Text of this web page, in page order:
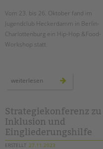
EINGLIEDERUNGSHILFE
BETREUTES WOHNEN
Seminarräume
STADTTEILARBEIT
Suchen
Vom 23. bis 26. Oktober fand im
Jugendclub Heckerdamm in Berlin-
Charlottenburg ein Hip-Hop &Food-
Workshop statt.
weiterlesen
im
jugendclub
heckerdamm
Strategiekonferenz zu
Inklusion und
Eingliederungshilfe
ERSTELLT 27.11.2023